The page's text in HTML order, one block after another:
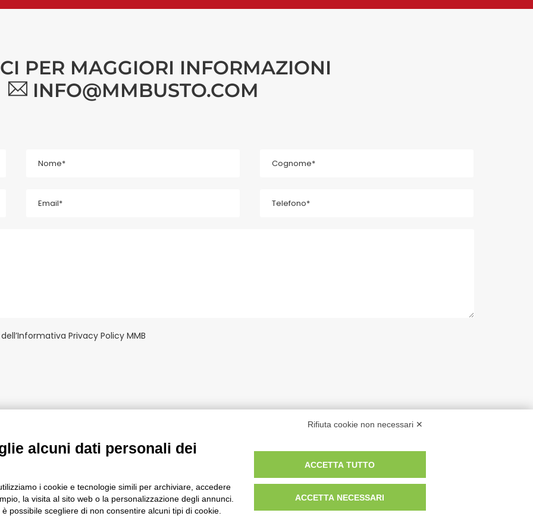
PER MAGGIORI INFORMAZIONI
INFO@MMBUSTO.COM
Privacy Policy MMB
Se vuoi rimanere sempre aggiornato sulle
nostre comunicazioni iscriviti alla
newsletter!
Rifiuta cookie non necessari ✕
alcuni dati personali dei
i cookie e tecnologie simili per archiviare, accedere
la visita al sito web o la personalizzazione degli annunci.
possibile scegliere di non consentire alcuni tipi di cookie.
ACCETTA TUTTO
ACCETTA NECESSARI